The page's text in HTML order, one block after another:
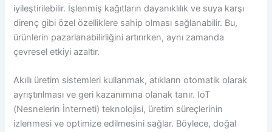
iyileştirilebilir. İşlenmiş kağıtların dayanıklılık ve suya karşı
direnç gibi özel özelliklere sahip olması sağlanabilir. Bu,
ürünlerin pazarlanabilirliğini artırırken, aynı zamanda
çevresel etkiyi azaltır.
Akıllı üretim sistemleri kullanmak, atıkların otomatik olarak
ayrıştırılması ve geri kazanımına olanak tanır. IoT
(Nesnelerin İnterneti) teknolojisi, üretim süreçlerinin
izlenmesi ve optimize edilmesini sağlar. Böylece, doğal